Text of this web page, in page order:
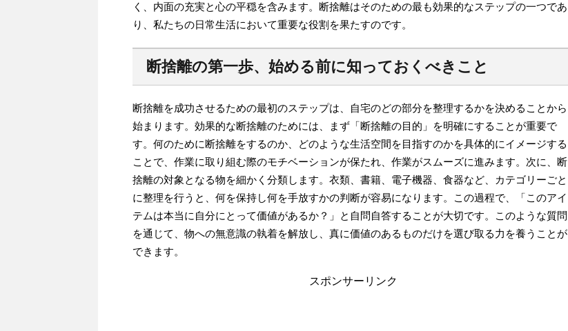
く、内面の充実と心の平穏を含みます。断捨離はそのための最も効果的なステップの一つであ
り、私たちの日常生活において重要な役割を果たすのです。
断捨離の第一歩、始める前に知っておくべきこと
断捨離を成功させるための最初のステップは、自宅のどの部分を整理するかを決めることから
始まります。効果的な断捨離のためには、まず「断捨離の目的」を明確にすることが重要で
す。何のために断捨離をするのか、どのような生活空間を目指すのかを具体的にイメージする
ことで、作業に取り組む際のモチベーションが保たれ、作業がスムーズに進みます。次に、断
捨離の対象となる物を細かく分類します。衣類、書籍、電子機器、食器など、カテゴリーごと
に整理を行うと、何を保持し何を手放すかの判断が容易になります。この過程で、「このアイ
テムは本当に自分にとって価値があるか？」と自問自答することが大切です。このような質問
を通じて、物への無意識の執着を解放し、真に価値のあるものだけを選び取る力を養うことが
できます。
スポンサーリンク